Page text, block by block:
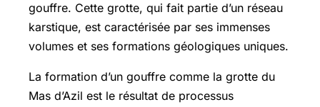
gouffre. Cette grotte, qui fait partie d’un réseau
karstique, est caractérisée par ses immenses
volumes et ses formations géologiques uniques.
La formation d’un gouffre comme la grotte du
Mas d’Azil est le résultat de processus